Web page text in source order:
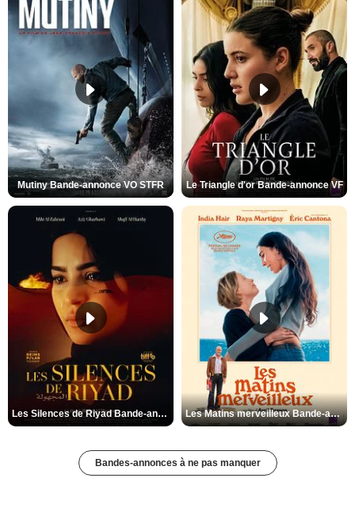
Mutiny Bande-annonce VO STFR Le Triangle d'or Bande-annonce VF
Les Silences de Riyad Bande-annonce VO STFR Les Matins merveilleux Bande-annonce VF
Bandes-annonces à ne pas manquer